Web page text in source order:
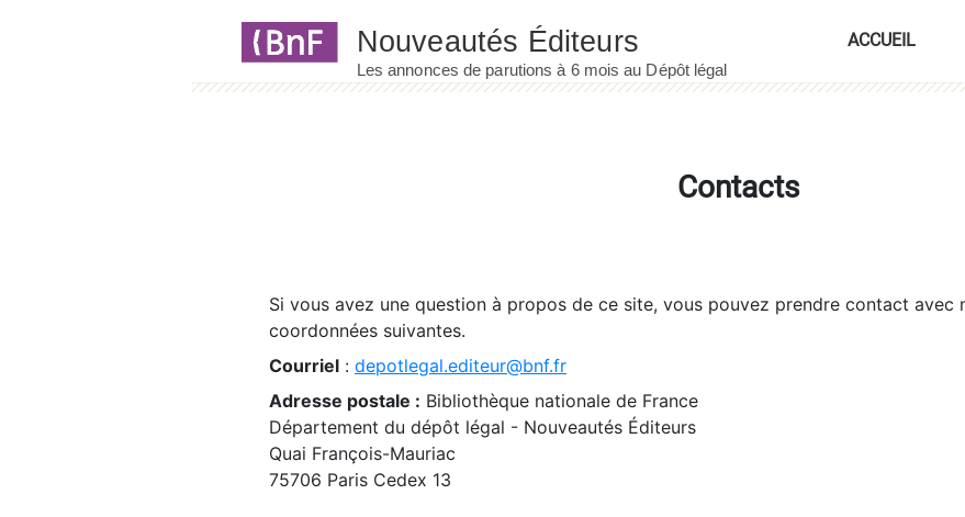
ACCUEIL
Contacts
Si vous avez une question à propos de ce site, vous pouvez prendre contact avec
coordonnées suivantes.
Courriel : depotlegal.editeur@bnf.fr
Adresse postale : Bibliothèque nationale de France
Département du dépôt légal - Nouveautés Éditeurs
Quai François-Mauriac
75706 Paris Cedex 13